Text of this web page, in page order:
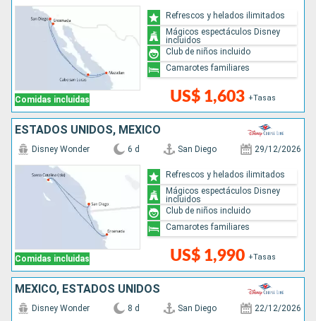
Comidas incluidas US$ 1,603 +Tasas
Refrescos y helados ilimitados
Mágicos espectáculos Disney
incluidos
Club de niños incluido
Camarotes familiares
ESTADOS UNIDOS, MÉXICO
Comidas incluidas
Disney Wonder 6 d San Diego 29/12/2026
US$ 1,990 +Tasas
Refrescos y helados ilimitados
Mágicos espectáculos Disney
incluidos
Club de niños incluido
Camarotes familiares
MÉXICO, ESTADOS UNIDOS
Disney Wonder 8 d San Diego 22/12/2026